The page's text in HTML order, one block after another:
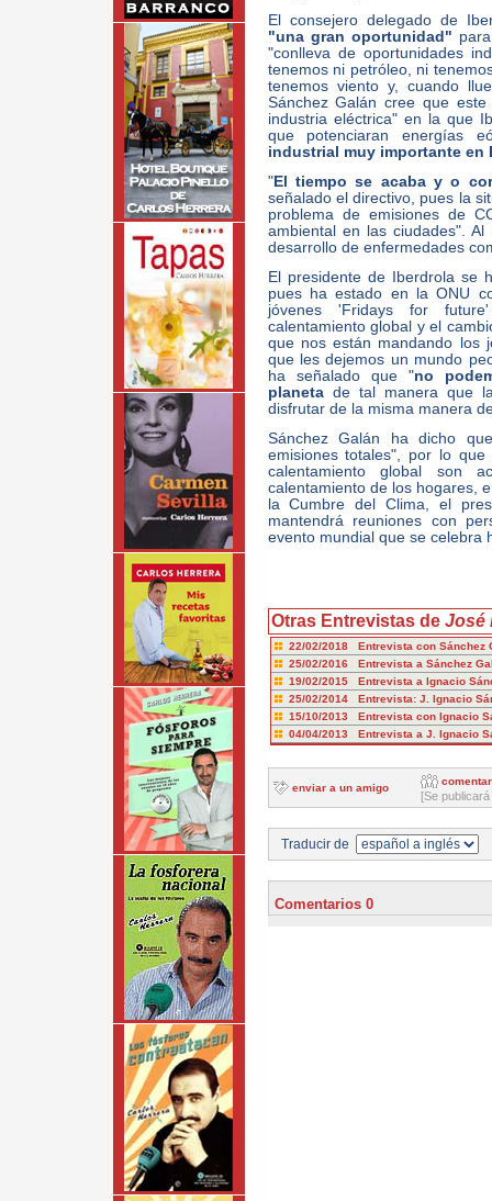
El consejero delegado de
"una gran oportunidad"
"conlleva de oportunidades
tenemos ni petróleo, ni
tenemos viento y, cuando
Sánchez Galán cree que
industria eléctrica" en la que
que potenciaran energías
industrial muy importante en
"El tiempo se acaba y o
señalado el directivo, pues la
problema de emisiones de
ambiental en las ciudades".
desarrollo de enfermedades
El presidente de Iberdrola se
pues ha estado en la ONU
jóvenes 'Fridays for
calentamiento global y el
que nos están mandando los
que les dejemos un mundo
ha señalado que "no
planetade tal manera que
disfrutar de la misma manera
Sánchez Galán ha dicho
emisiones totales", por lo
calentamiento global son
calentamiento de los hogares,
la Cumbre del Clima, el
mantendrá reuniones con
evento mundial que se celebra
Otras Entrevistas de José
22/02/2018 Entrevista con Sánchez
25/02/2016 Entrevista a Sánchez
19/02/2015 Entrevista a Ignacio
25/02/2014 Entrevista: J. Ignacio
15/10/2013 Entrevista con Ignacio
04/04/2013 Entrevista a J. Ignacio
enviar a un amigo
comentar
[Se
Traducir de
Comentarios 0